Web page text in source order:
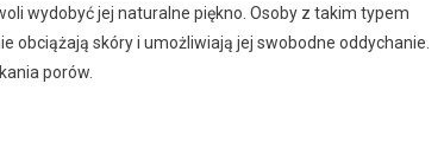
wydobyć jej naturalne piękno. Osoby z takim typem
obciążają skóry i umożliwiają jej swobodne oddychanie.
porów.